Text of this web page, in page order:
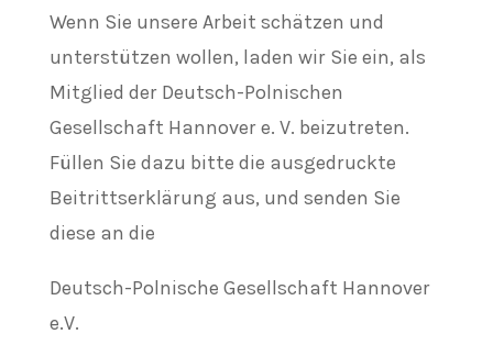
Wenn Sie unsere Arbeit schätzen und
unterstützen wollen, laden wir Sie ein, als
Mitglied der Deutsch-Polnischen
Gesellschaft Hannover e. V. beizutreten.
Füllen Sie dazu bitte die ausgedruckte
Beitrittserklärung aus, und senden Sie
diese an die
Deutsch-Polnische Gesellschaft Hannover
e.V.